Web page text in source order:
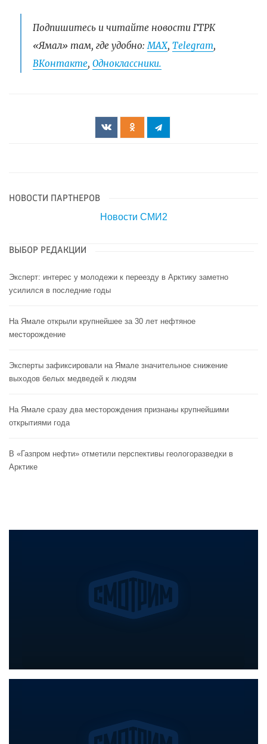
Подпишитесь и читайте новости ГТРК
«Ямал» там, где удобно:МАХ, Telegram,
ВКонтакте, Одноклассники.
НОВОСТИ ПАРТНЕРОВ
Новости СМИ2
ВЫБОР РЕДАКЦИИ
Эксперт: интерес у молодежи к переезду в Арктику заметно
усилился в последние годы
На Ямале открыли крупнейшее за 30 лет нефтяное
месторождение
Эксперты зафиксировали на Ямале значительное снижение
выходов белых медведей к людям
На Ямале сразу два месторождения признаны крупнейшими
открытиями года
В «Газпром нефти» отметили перспективы геологоразведки в
Арктике